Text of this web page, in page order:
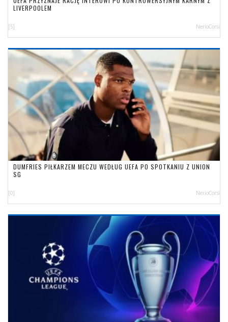
LIVERPOOLEM
[5] NerioCorsi
DUMFRIES PIŁKARZEM MECZU WEDŁUG UEFA PO SPOTKANIU Z UNION
SG
[0] NerioCorsi